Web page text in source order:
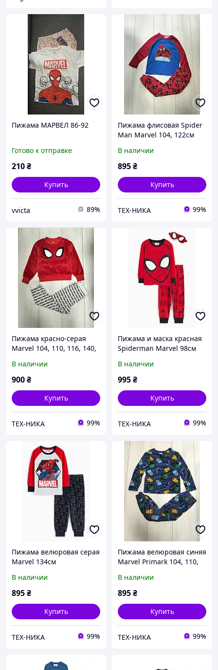
Пижама МАРВЕЛ 86-92
Готово к отправке
210₴
Купить
vvicta 89%
Пижама флисовая Spider
Man Marvel 104, 122см
В наличии
895₴
Купить
ТЕХ-НИКА 99%
Пижама красно-серая
Marvel 104, 110, 116, 140,
В наличии
900₴
Купить
ТЕХ-НИКА 99%
Пижама и маска красная
Spiderman Marvel 98см
В наличии
995₴
Купить
ТЕХ-НИКА 99%
Пижама велюровая серая
Marvel 134см
В наличии
895₴
Купить
ТЕХ-НИКА 99%
Пижама велюровая синяя
Marvel Primark 104, 110,
В наличии
895₴
Купить
ТЕХ-НИКА 99%